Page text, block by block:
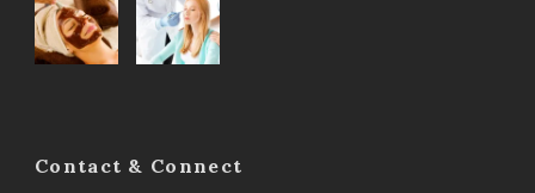
Contact & Connect